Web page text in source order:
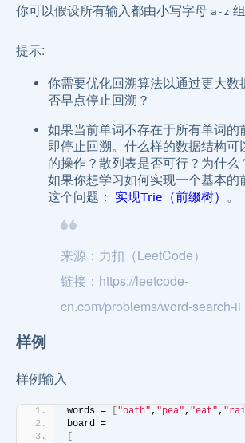
你可以假设所有输入都由小写字母 a-z
提示:
你需要优化回溯算法以通过更大数
否早点停止回溯？
如果当前单词不存在于所有单词的
即停止回溯。什么样的数据结构可
的操作？散列表是否可行？为什么
如果你想学习如何实现一个基本的
这个问题： 实现Trie（前缀树） 。
来源：力扣（LeetCode）
链接：https://leetcode-
cn.com/problems/word-search-ii
样例
样例输入
words = "oath", "pea", "eat",
board =